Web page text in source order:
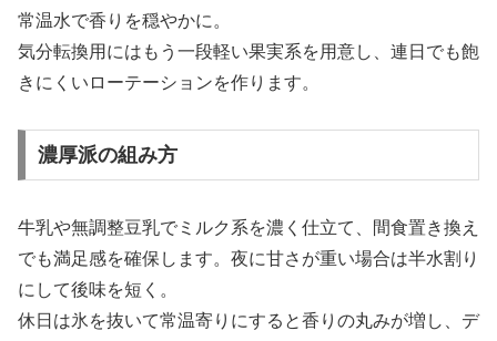
常温水で香りを穏やかに。
気分転換用にはもう一段軽い果実系を用意し、連日でも飽
きにくいローテーションを作ります。
濃厚派の組み方
牛乳や無調整豆乳でミルク系を濃く仕立て、間食置き換え
でも満足感を確保します。夜に甘さが重い場合は半水割り
にして後味を短く。
休日は氷を抜いて常温寄りにすると香りの丸みが増し、デ